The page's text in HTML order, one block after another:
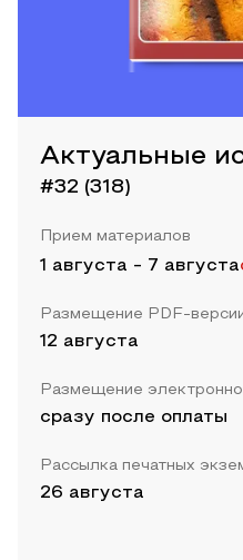
Актуальные
#32 (318)
Прием материалов
1 августа - 7 августа
Размещение PDF-
12 августа
Размещение
сразу после оплаты
Рассылка печатных
26 августа